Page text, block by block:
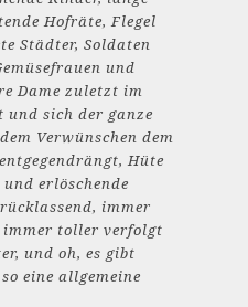
Hofräte, Flegel
Städter, Soldaten
und
Dame zuletzt im
und sich der ganze
Verwünschen dem
Hüte
erlöschende
immer
toller verfolgt
und oh, es gibt
eine allgemeine